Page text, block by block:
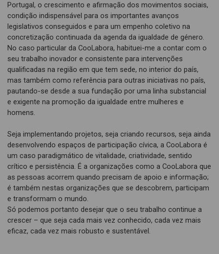
Portugal, o crescimento e afirmação dos movimentos sociais,
condição indispensável para os importantes avanços
legislativos conseguidos e para um empenho coletivo na
concretização continuada da agenda da igualdade de género.
No caso particular da CooLabora, habituei-me a contar com o
seu trabalho inovador e consistente para intervenções
qualificadas na região em que tem sede, no interior do país,
mas também como referência para outras iniciativas no país,
pautando-se desde a sua fundação por uma linha substancial
e exigente na promoção da igualdade entre mulheres e
homens.
Seja implementando projetos, seja criando recursos, seja ainda
desenvolvendo espaços de participação cívica, a CooLabora é
um caso paradigmático de vitalidade, criatividade, sentido
crítico e persistência. É a organizações como a CooLabora que
as pessoas acorrem quando precisam de apoio e informação;
é também nestas organizações que se descobrem, participam
e transformam o mundo.
Só podemos portanto desejar que o seu trabalho continue a
crescer – que seja cada mais vez conhecido, cada vez mais
eficaz, cada vez mais robusto e sustentável.